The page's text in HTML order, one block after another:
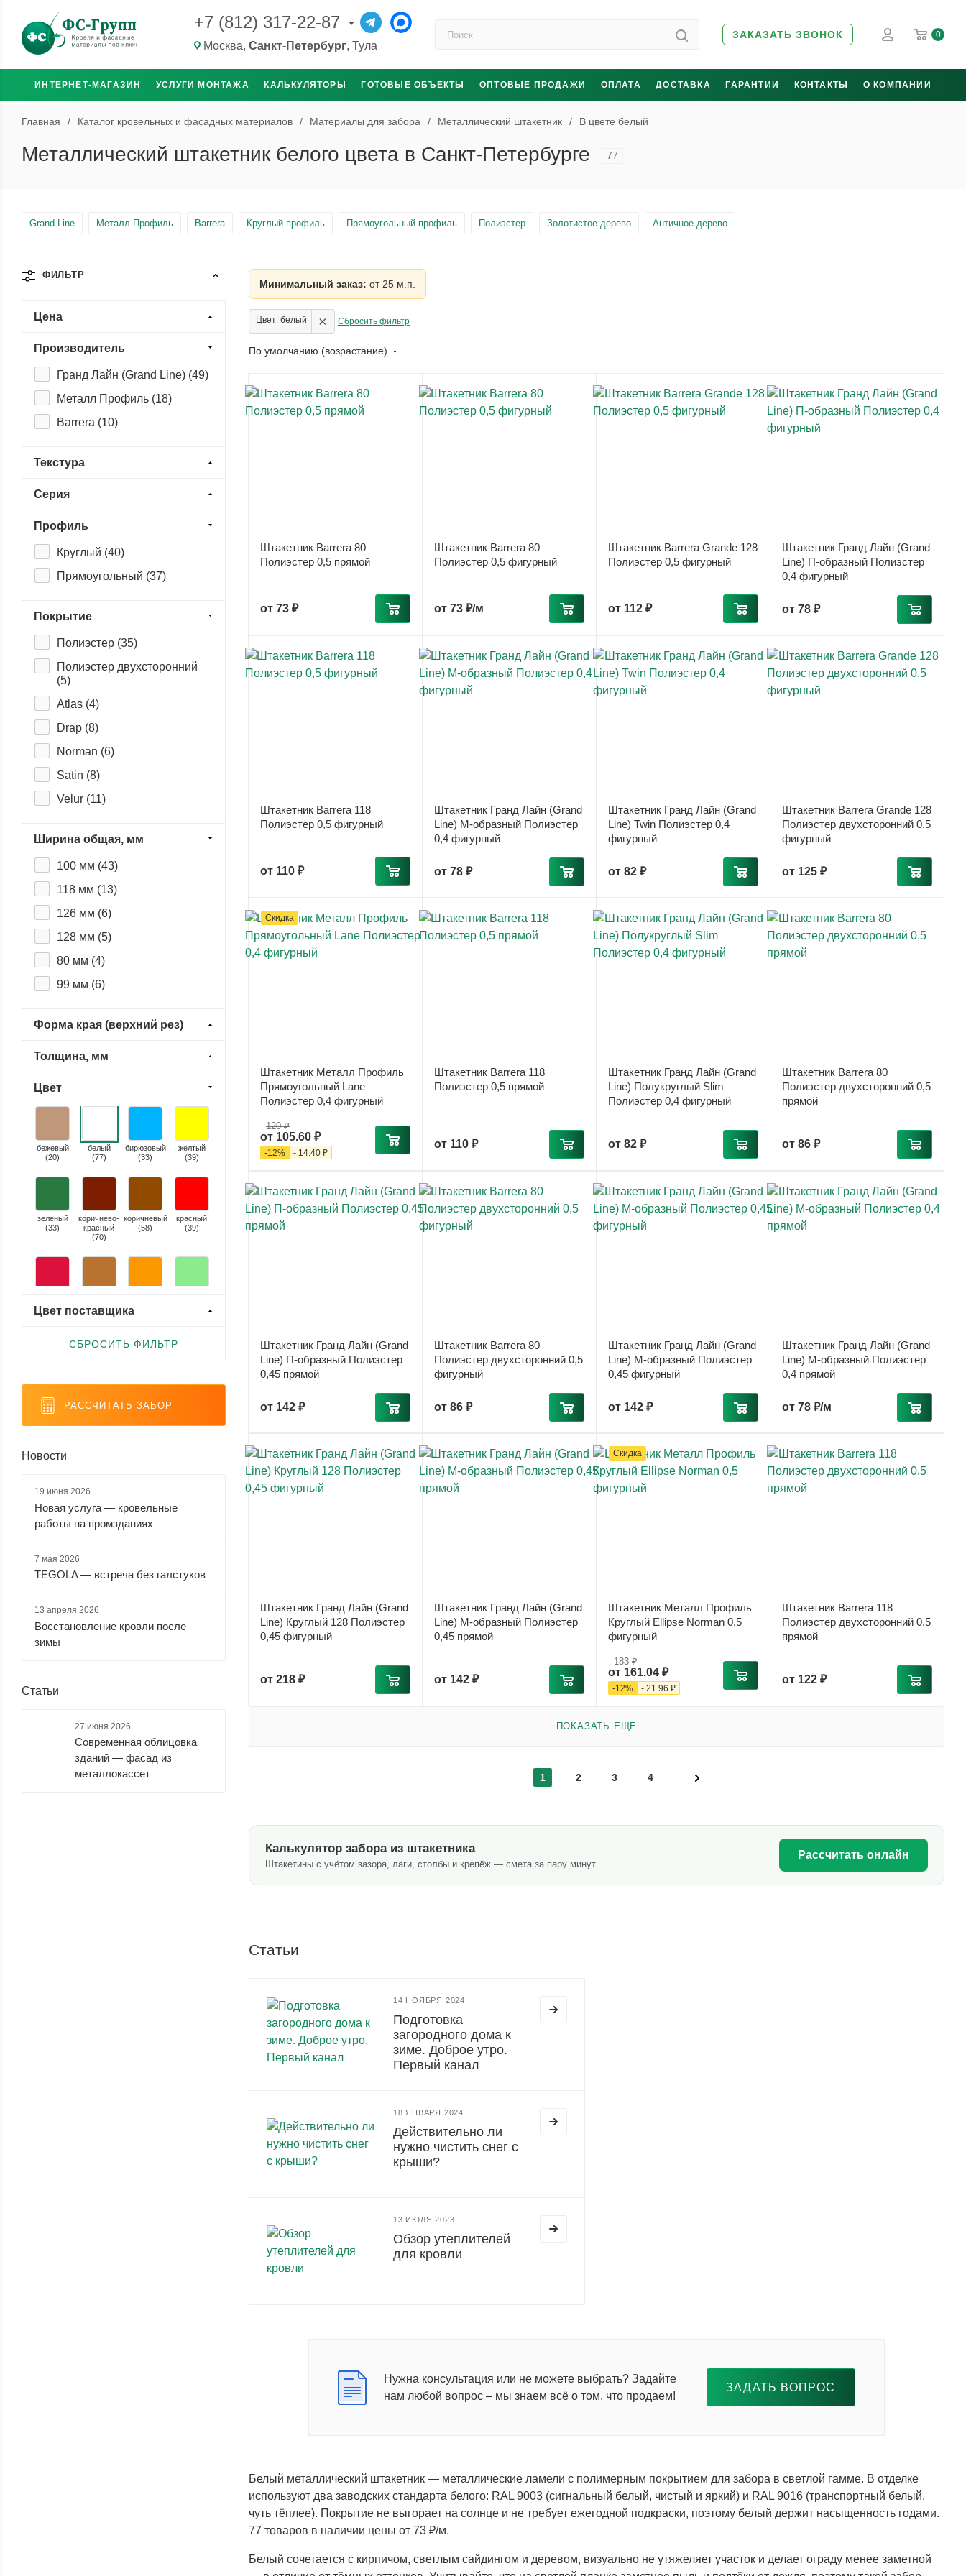
+7 (812) 317-22-87
Москва, Санкт-Петербург, Тула
ЗАКАЗАТЬ ЗВОНОК 0
ИНТЕРНЕТ-МАГАЗИН УСЛУГИ МОНТАЖА КАЛЬКУЛЯТОРЫ ГОТОВЫЕ ОБЪЕКТЫ ОПТОВЫЕ ПРОДАЖИ ОПЛАТА ДОСТАВКА ГАРАНТИИ КОНТАКТЫ О КОМПАНИИ
Главная / Каталог кровельных и фасадных материалов / Материалы для забора / Металлический штакетник / В цвете белый
Металлический штакетник белого цвета в Санкт-Петербурге 77
Grand Line Металл Профиль Barrera Круглый профиль Прямоугольный профиль Полиэстер Золотистое дерево Античное дерево
Минимальный заказ: от 25 м.п.
Цвет: белый × Сбросить фильтр
По умолчанию (возрастание)
Штакетник Barrera 80
Полиэстер 0,5 прямой
от 73 ₽
Штакетник Barrera 80
Полиэстер 0,5 фигурный
от 73 ₽/м
Штакетник Barrera Grande 128
Полиэстер 0,5 фигурный
от 112 ₽
Штакетник Гранд Лайн (Grand
Line) П-образный Полиэстер
0,4 фигурный
от 78 ₽
Штакетник Barrera 118
Полиэстер 0,5 фигурный
от 110 ₽
Штакетник Гранд Лайн (Grand
Line) М-образный Полиэстер
0,4 фигурный
от 78 ₽
Штакетник Гранд Лайн (Grand
Line) Twin Полиэстер 0,4
фигурный
от 82 ₽
Штакетник Barrera Grande 128
Полиэстер двухсторонний 0,5
фигурный
от 125 ₽
Скидка
Штакетник Металл Профиль
Прямоугольный Lane
Полиэстер 0,4 фигурный
от 105.60 ₽
120 ₽
-12% - 14.40 ₽
Штакетник Barrera 118
Полиэстер 0,5 прямой
от 110 ₽
Штакетник Гранд Лайн (Grand
Line) Полукруглый Slim
Полиэстер 0,4 фигурный
от 82 ₽
Штакетник Barrera 80
Полиэстер двухсторонний 0,5
прямой
от 86 ₽
Штакетник Гранд Лайн (Grand
Line) П-образный Полиэстер
0,45 прямой
от 142 ₽
Штакетник Barrera 80
Полиэстер двухсторонний 0,5
фигурный
от 86 ₽
Штакетник Гранд Лайн (Grand
Line) М-образный Полиэстер
0,45 фигурный
от 142 ₽
Штакетник Гранд Лайн (Grand
Line) М-образный Полиэстер
0,4 прямой
от 78 ₽/м
Штакетник Гранд Лайн (Grand
Line) Круглый 128 Полиэстер
0,45 фигурный
от 218 ₽
Штакетник Гранд Лайн (Grand
Line) М-образный Полиэстер
0,45 прямой
от 142 ₽
Скидка
Штакетник Металл Профиль
Круглый Ellipse Norman 0,5
фигурный
от 161.04 ₽
183 ₽
-12% - 21.96 ₽
Штакетник Barrera 118
Полиэстер двухсторонний 0,5
прямой
от 122 ₽
ПОКАЗАТЬ ЕЩЕ
1 2 3 4
Калькулятор забора из штакетника
Штакетины с учётом зазора, лаги, столбы и крепёж — смета за пару минут.
Рассчитать онлайн
Статьи
14 НОЯБРЯ 2024
Подготовка
загородного дома к
зиме. Доброе утро.
Первый канал
18 ЯНВАРЯ 2024
Действительно ли
нужно чистить снег с
крыши?
13 ИЮЛЯ 2023
Обзор утеплителей
для кровли
Нужна консультация или не можете выбрать? Задайте
нам любой вопрос – мы знаем всё о том, что продаем!
ЗАДАТЬ ВОПРОС
Белый металлический штакетник — металлические ламели с полимерным покрытием для забора в светлой гамме. В отделке
используют два заводских стандарта белого: RAL 9003 (сигнальный белый, чистый и яркий) и RAL 9016 (транспортный белый,
чуть тёплее). Покрытие не выгорает на солнце и не требует ежегодной подкраски, поэтому белый держит насыщенность годами.
77 товаров в наличии цены от 73 ₽/м.
Белый сочетается с кирпичом, светлым сайдингом и деревом, визуально не утяжеляет участок и делает ограду менее заметной
ФИЛЬТР
Цена
Производитель
Гранд Лайн (Grand Line) (49)
Металл Профиль (18)
Barrera (10)
Текстура
Серия
Профиль
Круглый (40)
Прямоугольный (37)
Покрытие
Полиэстер (35)
Полиэстер двухсторонний
(5)
Atlas (4)
Drap (8)
Norman (6)
Satin (8)
Velur (11)
Ecosteel (0)
Ecosteel Matt (
Ecosteel Matt. T
двухсторонний (
Ecosteel T (
Print Elite (
Print Premium (
Pural (0)
PurPro Matt ( 0)
бархат) (
Satin Matt ( 0
Valori (0)
Ширина общая, мм
100 мм (43)
118 мм (13)
126 мм (6)
128 мм (5)
80 мм (4)
99 мм (6)
Форма края (верхний рез)
Толщина, мм
Цвет
бежевый
(20)
белый
(77)
бирюзовый
(33)
желтый
(39)
зеленый
(33)
коричнево-
красный
(70)
коричневый
(58)
красный
(39)
(121)
серый
(54
синий (5)
(6)
(71)
серый
(152 )
черный
(85)
(183)
Цвет поставщика
СБРОСИТЬ ФИЛЬТР
РАССЧИТАТЬ ЗАБОР
Новости
19 июня 2026
Новая услуга — кровельные
работы на промзданиях
7 мая 2026
TEGOLA — встреча без галстуков
13 апреля 2026
Восстановление кровли после
зимы
Статьи
27 июня 2026
Современная облицовка
зданий — фасад из
металлокассет